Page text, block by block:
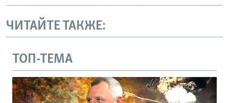
ЧИТАЙТЕ ТАКЖЕ:
ТОП-ТЕМА